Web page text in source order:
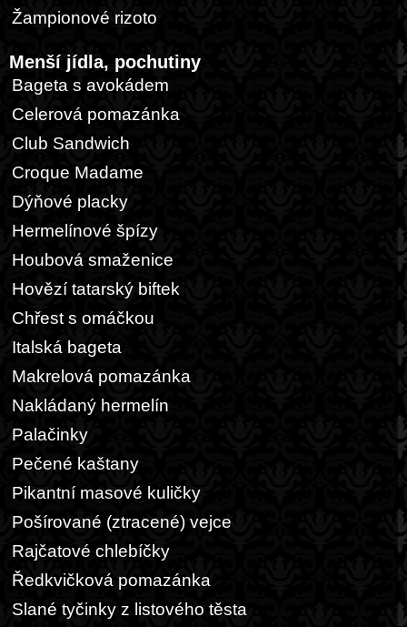
Žampionové rizoto
Menší jídla, pochutiny
Bageta s avokádem
Celerová pomazánka
Club Sandwich
Croque Madame
Dýňové placky
Hermelínové špízy
Houbová smaženice
Hovězí tatarský biftek
Chřest s omáčkou
Italská bageta
Makrelová pomazánka
Nakládaný hermelín
Palačinky
Pečené kaštany
Pikantní masové kuličky
Pošírované (ztracené) vejce
Rajčatové chlebíčky
Ředkvičková pomazánka
Slané tyčinky z listového těsta